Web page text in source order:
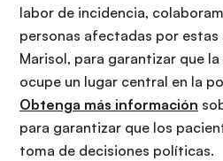
labor de incidencia,
personas afectadas por
Marisol, para garantizar que
ocupe un lugar central en la
Obtenga más información
para garantizar que los
toma de decisiones políticas.